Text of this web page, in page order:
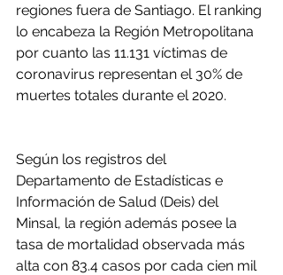
regiones fuera de Santiago. El ranking
lo encabeza la Región Metropolitana
por cuanto las 11.131 víctimas de
coronavirus representan el 30% de
muertes totales durante el 2020.
Según los registros del
Departamento de Estadísticas e
Información de Salud (Deis) del
Minsal, la región además posee la
tasa de mortalidad observada más
alta con 83.4 casos por cada cien mil